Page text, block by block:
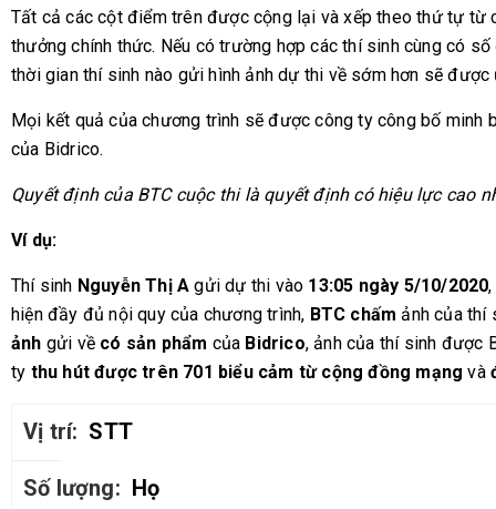
Tất cả các cột điểm trên được cộng lại và xếp theo thứ tự từ
thưởng chính thức. Nếu có trường hợp các thí sinh cùng có
thời gian thí sinh nào gửi hình ảnh dự thi về sớm hơn sẽ được
Mọi kết quả của chương trình sẽ được công ty công bố minh
của Bidrico.
Quyết định của BTC cuộc thi là quyết định có hiệu lực cao
Ví dụ:
Thí sinh Nguyễn Thị A gửi dự thi vào 13:05 ngày 5/10/2020
hiện đầy đủ nội quy của chương trình, BTC chấm ảnh của thí
ảnh gửi về có sản phẩm của Bidrico, ảnh của thí sinh được
ty thu hút được trên 701 biểu cảm từ cộng đồng mạng và
STT
Họ